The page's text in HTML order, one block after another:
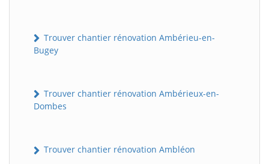
Trouver chantier rénovation Ambérieu-en-
Bugey
Trouver chantier rénovation Ambérieux-en-
Dombes
Trouver chantier rénovation Ambléon